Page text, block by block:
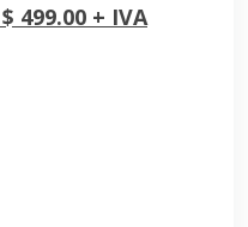
499.00 + IVA